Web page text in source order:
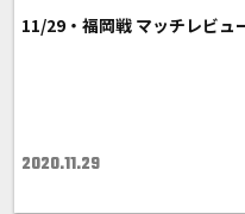
11/29・福岡戦 マッチレビュ
2020.11.29